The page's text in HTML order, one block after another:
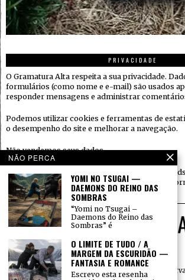
PRIVACIDADE
O Gramatura Alta respeita a sua privacidade.
formulários (como nome e e-mail) são usados
responder mensagens e administrar
Podemos utilizar cookies e ferramentas de
o desempenho do site e melhorar a navegação.
Não vendemos seus dados.
Quando houver serviços de terceiros (ex.:
sociais), eles podem coletar informações
políticas.
© 2015 — Todos os direitos
NÃO PERCA
YOMI NO TSUGAI —
DAEMONS DO REINO DAS
SOMBRAS
“Yomi no Tsugai –
Daemons do Reino das
Sombras” é
O LIMITE DE TUDO / A
MARGEM DA ESCURIDÃO —
FANTASIA E ROMANCE
Escrevo esta resenha